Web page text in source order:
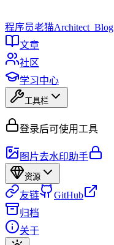
程序员老猫Architect_Blog
文章
社区
学习中心
工具栏
登录后可使用工具
图片去水印助手
资源
友链
GitHub
归档
关于